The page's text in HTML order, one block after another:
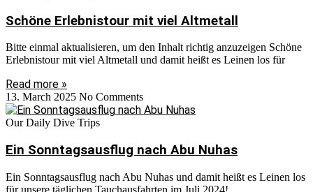
Schöne Erlebnistour mit viel Altmetall
Bitte einmal aktualisieren, um den Inhalt richtig anzuzeigen Schöne
Erlebnistour mit viel Altmetall und damit heißt es Leinen los für
Read more »
13. March 2025 No Comments
Our Daily Dive Trips
Ein Sonntagsausflug nach Abu Nuhas
Ein Sonntagsausflug nach Abu Nuhas und damit heißt es Leinen los
für unsere täglichen Tauchausfahrten im Juli 2024!